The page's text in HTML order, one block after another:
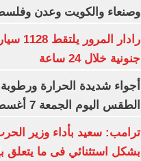
وصنعاء والكويت وعدن
رادار
جنونية خلال 24 ساعة
أجواء شديدة الحرارة
الطقس اليوم الجمعة 7 أغسطس 2026
ترامب: سعيد بأداء وزير
بشكل استثنائي فى ما يتعلق